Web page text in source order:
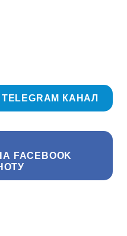
КАНАЛ
FACEBOOK